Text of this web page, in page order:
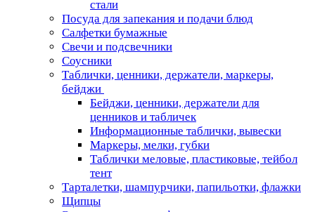
стали
Посуда для запекания и подачи блюд
Салфетки бумажные
Свечи и подсвечники
Соусники
Таблички, ценники, держатели, маркеры,
бейджи
Бейджи, ценники, держатели для
ценников и табличек
Информационные таблички, вывески
Маркеры, мелки, губки
Таблички меловые, пластиковые, тейбол
тент
Тарталетки, шампурчики, папильотки, флажки
Щипцы